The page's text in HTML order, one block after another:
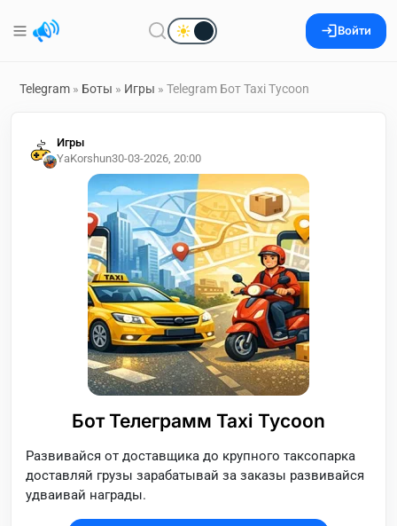
Войти
Telegram » Боты » Игры » Telegram Бот Taxi Tycoon
Игры
YaKorshun30-03-2026, 20:00
Бот Телеграмм Taxi Tycoon
Развивайся от доставщика до крупного таксопарка
доставляй грузы зарабатывай за заказы развивайся
удваивай награды.